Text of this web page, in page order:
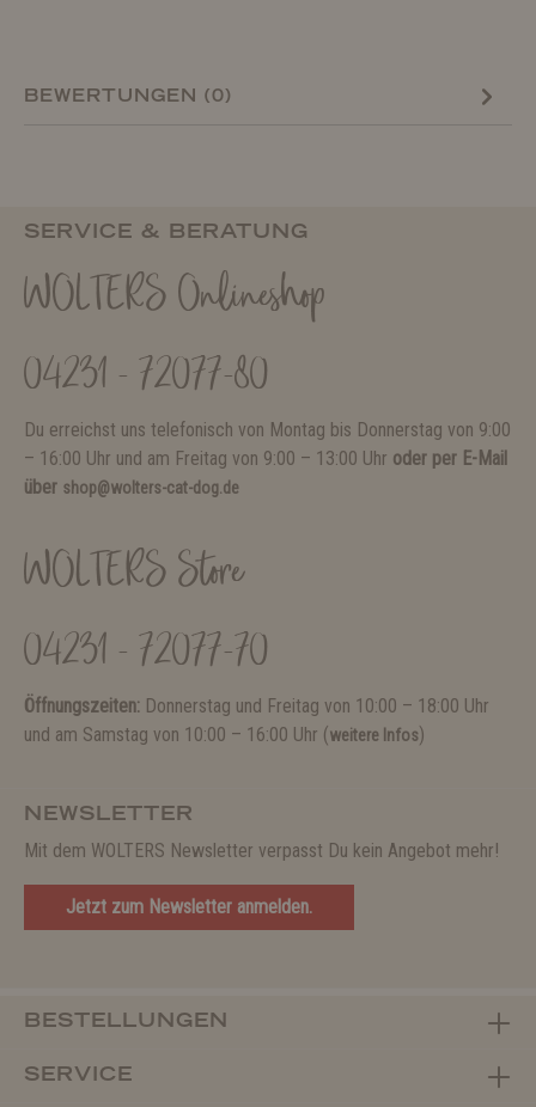
BEWERTUNGEN (0)
SERVICE & BERATUNG
WOLTERS Onlineshop
04231 - 72077-80
Du erreichst uns telefonisch von Montag bis Donnerstag von 9:00
– 16:00 Uhr und am Freitag von 9:00 – 13:00 Uhr oder per E-Mail
über shop@wolters-cat-dog.de
WOLTERS Store
04231 - 72077-70
Öffnungszeiten: Donnerstag und Freitag von 10:00 – 18:00 Uhr
und am Samstag von 10:00 – 16:00 Uhr (weitere Infos)
NEWSLETTER
Mit dem WOLTERS Newsletter verpasst Du kein Angebot mehr!
Jetzt zum Newsletter anmelden.
BESTELLUNGEN
SERVICE